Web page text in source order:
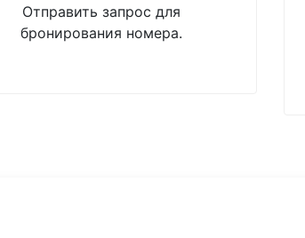
Отправить запрос для
бронирования номера.